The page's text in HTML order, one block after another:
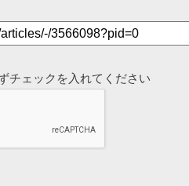
チェックを入れてください